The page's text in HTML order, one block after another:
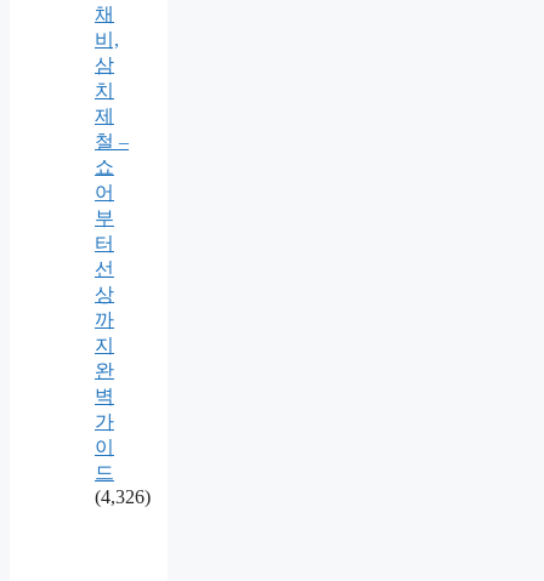
채
비,
삼
치
제
철 –
쇼
어
부
터
선
상
까
지
완
벽
가
이
드
(4,326)